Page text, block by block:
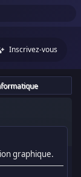
Inscrivez-vous
graphique.